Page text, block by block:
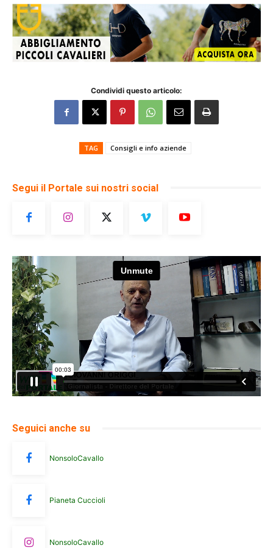
Condividi questo articolo:
TAG Consigli e info aziende
Segui il Portale sui nostri social
Seguici anche su
NonsoloCavallo
Pianeta Cuccioli
NonsoloCavallo